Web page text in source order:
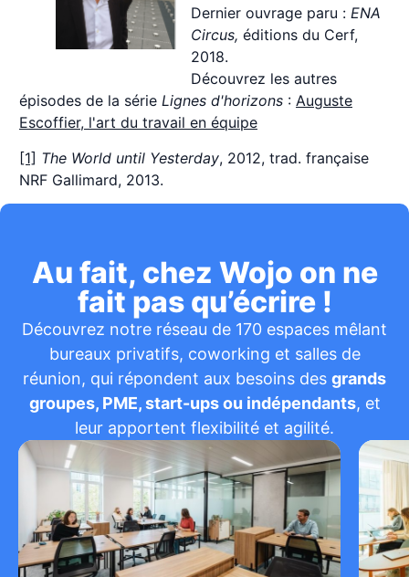
Dernier ouvrage paru : ENA
Circus, éditions du Cerf,
2018.
Découvrez les autres
épisodes de la série Lignes d'horizons : Auguste
Escoffier, l'art du travail en équipe
[1] The World until Yesterday, 2012, trad. française
NRF Gallimard, 2013.
Au fait, chez Wojo on ne
fait pas qu’écrire !
Découvrez notre réseau de 170 espaces mêlant
bureaux privatifs, coworking et salles de
réunion, qui répondent aux besoins des grands
groupes, PME, start-ups ou indépendants, et
leur apportent flexibilité et agilité.